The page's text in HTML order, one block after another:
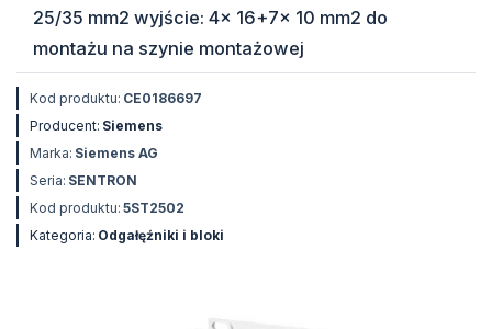
25/35 mm2 wyjście: 4x 16+7x 10 mm2 do
montażu na szynie montażowej
Kod produktu: CE0186697
Producent: Siemens
Marka: Siemens AG
Seria: SENTRON
Kod produktu: 5ST2502
Kategoria: Odgałęźniki i bloki